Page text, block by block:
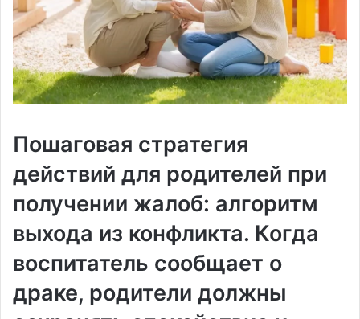
Пошаговая стратегия
действий для родителей при
получении жалоб: алгоритм
выхода из конфликта. Когда
воспитатель сообщает о
драке, родители должны